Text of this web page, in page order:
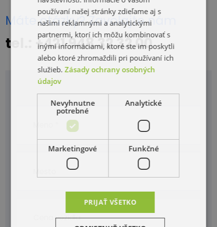
Máte otázky? Zavolajte nám
tel.: +421 948 32 32 00
používaní našej stránky zdieľame aj s
našimi reklamnými a analytickými
partnermi, ktorí ich môžu kombinovať s
inými informáciami, ktoré ste im poskytli
alebo ktoré zhromaždili pri používaní ich
služieb.Zásady ochrany osobných
údajov
Nevyhnutne
potrebné
Analytické
Marketingové Funkčné
PRIJAŤ VŠETKO